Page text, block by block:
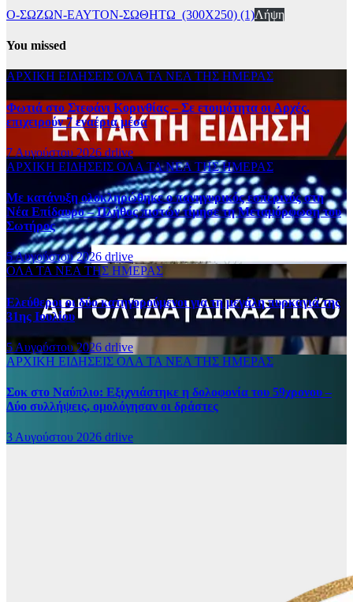
Ο-ΣΩΖΩΝ-ΕΑΥΤΟΝ-ΣΩΘΗΤΩ_(300Χ250) (1)Λήψη
You missed
ΑΡΧΙΚΗ ΕΙΔΗΣΕΙΣ ΟΛΑ ΤΑ ΝΕΑ ΤΗΣ ΗΜΕΡΑΣ
Φωτιά στο Στεφάνι Κορινθίας – Σε ετοιμότητα οι Αρχές,
επιχειρούν 7 εναέρια μέσα
7 Αυγούστου 2026drlive
ΑΡΧΙΚΗ ΕΙΔΗΣΕΙΣ ΟΛΑ ΤΑ ΝΕΑ ΤΗΣ ΗΜΕΡΑΣ
Με κατάνυξη ολοκληρώθηκε ο πανηγυρικός εσπερινός στη
Νέα Επίδαυρο – Πλήθος πιστών τίμησε τη Μεταμόρφωση του
Σωτήρος
5 Αυγούστου 2026 drlive
ΟΛΑ ΤΑ ΝΕΑ ΤΗΣ ΗΜΕΡΑΣ
Ελεύθεροι οι δύο κατηγορούμενοι για τη μεγάλη πυρκαγιά της
31ης Ιουλίου
5 Αυγούστου 2026 drlive
ΑΡΧΙΚΗ ΕΙΔΗΣΕΙΣ ΟΛΑ ΤΑ ΝΕΑ ΤΗΣ ΗΜΕΡΑΣ
Σοκ στο Ναύπλιο: Εξιχνιάστηκε η δολοφονία του 59χρονου –
Δύο συλλήψεις, ομολόγησαν οι δράστες
3 Αυγούστου 2026 drlive